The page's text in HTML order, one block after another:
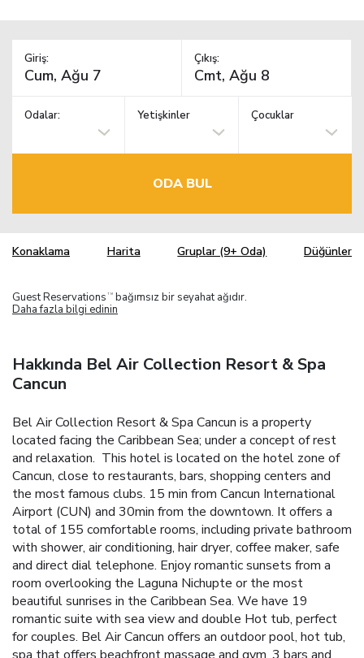
Giriş: Çıkış:
Odalar: Yetişkinler Çocuklar
ODA BUL
Konaklama Harita Gruplar (9+ Oda) Düğünler
Guest Reservations TM bağımsız bir seyahat ağıdır.
Daha fazla bilgi edinin
Hakkında Bel Air Collection Resort & Spa
Cancun
Bel Air Collection Resort & Spa Cancun is a property
located facing the Caribbean Sea; under a concept of rest
and relaxation. This hotel is located on the hotel zone of
Cancun, close to restaurants, bars, shopping centers and
the most famous clubs. 15 min from Cancun International
Airport (CUN) and 30min from the downtown. It offers a
total of 155 comfortable rooms, including private bathroom
with shower, air conditioning, hair dryer, coffee maker, safe
and direct dial telephone. Enjoy romantic sunsets from a
room overlooking the Laguna Nichupte or the most
beautiful sunrises in the Caribbean Sea. We have 19
romantic suite with sea view and double Hot tub, perfect
for couples. Bel Air Cancun offers an outdoor pool, hot tub,